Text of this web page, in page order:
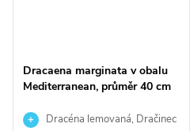
Dracaena marginata v obalu
Mediterranean, průměr 40 cm
Dracéna lemovaná, Dračinec